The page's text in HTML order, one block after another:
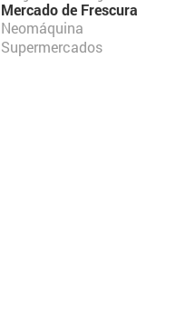
Mercado de Frescura
Neomáquina
Supermercados